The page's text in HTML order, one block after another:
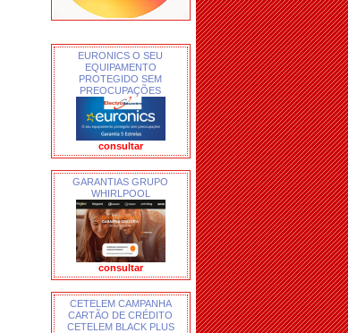
EURONICS O SEU
EQUIPAMENTO
PROTEGIDO SEM
PREOCUPAÇÕES
consultar
GARANTIAS GRUPO
WHIRLPOOL
consultar
CETELEM CAMPANHA
CARTÃO DE CRÉDITO
CETELEM BLACK PLUS